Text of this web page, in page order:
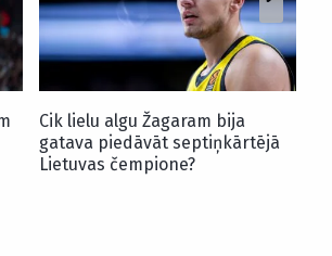
Cik lielu algu Žagaram bija
gatava piedāvāt septiņkārtējā
Lietuvas čempione?